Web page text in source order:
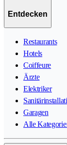
Entdecken
Restaurants
Hotels
Coiffeure
Ärzte
Elektriker
Garagen
Alle